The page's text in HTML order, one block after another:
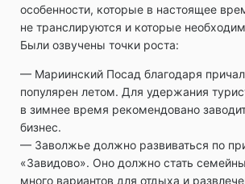
особенности, которые в настоящее
не транслируются и которые
Были озвучены точки роста:
— Мариинский Посад благодаря
популярен летом. Для удержания
в зимнее время рекомендовано
бизнес.
— Заволжье должно развиваться по
«Завидово». Оно должно стать
много вариантов для отдыха и